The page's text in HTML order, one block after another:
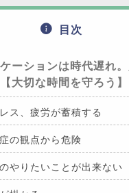
目次
ーションは時代遅れ
大切な時間を守ろう】
ス、疲労が蓄積する
の観点から危険
やりたいことが出来ない